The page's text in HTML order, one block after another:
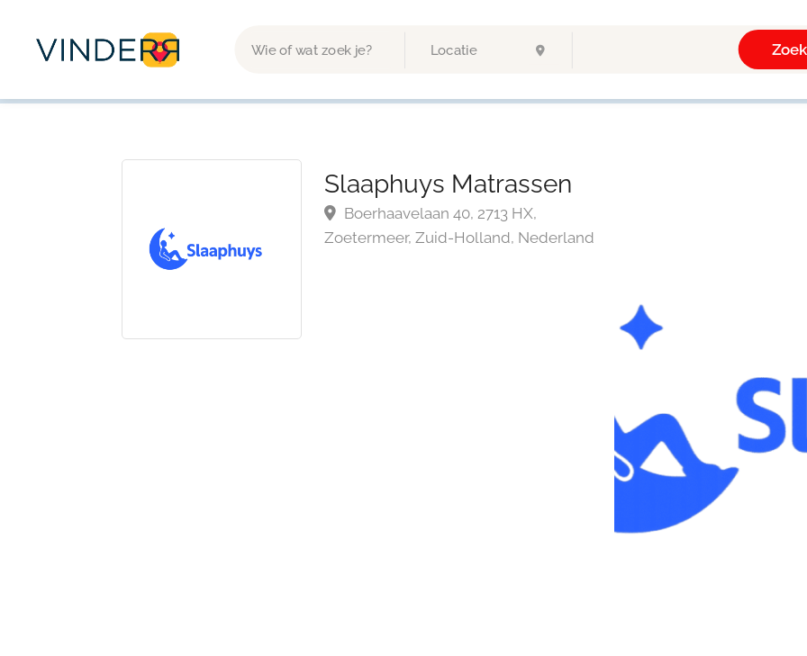
Slaaphuys Matrassen
Boerhaavelaan 40, 2713 HX,
Zoetermeer, Zuid-Holland, Nederland